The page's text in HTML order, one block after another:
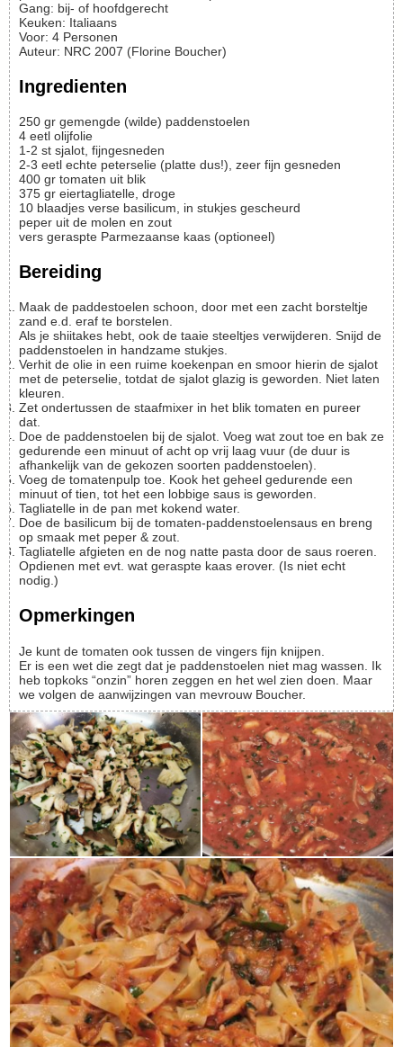
Gang: bij- of hoofdgerecht
Keuken: Italiaans
Voor: 4 Personen
Auteur: NRC 2007 (Florine Boucher)
Ingredienten
250 gr gemengde (wilde) paddenstoelen
4 eetl olijfolie
1-2 st sjalot, fijngesneden
2-3 eetl echte peterselie (platte dus!), zeer fijn gesneden
400 gr tomaten uit blik
375 gr eiertagliatelle, droge
10 blaadjes verse basilicum, in stukjes gescheurd
peper uit de molen en zout
vers geraspte Parmezaanse kaas (optioneel)
Bereiding
Maak de paddestoelen schoon, door met een zacht borsteltje
zand e.d. eraf te borstelen.
Als je shiitakes hebt, ook de taaie steeltjes verwijderen. Snijd de
paddenstoelen in handzame stukjes.
Verhit de olie in een ruime koekenpan en smoor hierin de sjalot
met de peterselie, totdat de sjalot glazig is geworden. Niet laten
kleuren.
Zet ondertussen de staafmixer in het blik tomaten en pureer
dat.
Doe de paddenstoelen bij de sjalot. Voeg wat zout toe en bak ze
gedurende een minuut of acht op vrij laag vuur (de duur is
afhankelijk van de gekozen soorten paddenstoelen).
Voeg de tomatenpulp toe. Kook het geheel gedurende een
minuut of tien, tot het een lobbige saus is geworden.
Tagliatelle in de pan met kokend water.
Doe de basilicum bij de tomaten-paddenstoelensaus en breng
op smaak met peper & zout.
Tagliatelle afgieten en de nog natte pasta door de saus roeren.
Opdienen met evt. wat geraspte kaas erover. (Is niet echt
nodig.)
Opmerkingen
Je kunt de tomaten ook tussen de vingers fijn knijpen.
Er is een wet die zegt dat je paddenstoelen niet mag wassen. Ik
heb topkoks “onzin” horen zeggen en het wel zien doen. Maar
we volgen de aanwijzingen van mevrouw Boucher.